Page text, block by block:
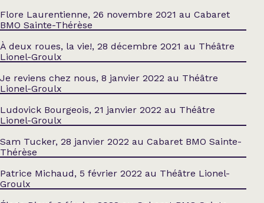
Flore Laurentienne, 26 novembre 2021 au Cabaret
BMO Sainte-Thérèse
À deux roues, la vie!, 28 décembre 2021 au Théâtre
Lionel-Groulx
Je reviens chez nous, 8 janvier 2022 au Théâtre
Lionel-Groulx
Ludovick Bourgeois, 21 janvier 2022 au Théâtre
Lionel-Groulx
Sam Tucker, 28 janvier 2022 au Cabaret BMO Sainte-
Thérèse
Patrice Michaud, 5 février 2022 au Théâtre Lionel-
Groulx